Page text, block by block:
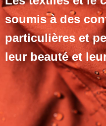
soumis à des
particulières et
leur beauté et